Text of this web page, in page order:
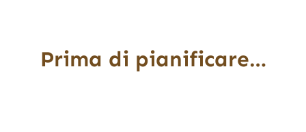
Prima di pianificare…